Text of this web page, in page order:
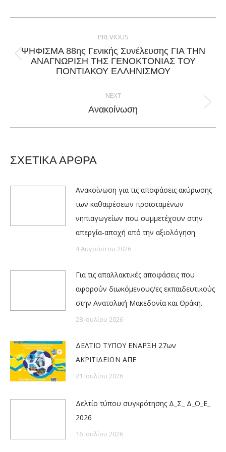
Facebook
X
PinterestLinkedIn
PREVIOUS
Previous
post:
ΨΗΦΙΣΜΑ 88ης Γενικής Συνέλευσης ΓΙΑ ΤΗΝ
ΑΝΑΓΝΩΡΙΣΗ ΤΗΣ ΓΕΝΟΚΤΟΝΙΑΣ ΤΟΥ
ΠΟΝΤΙΑΚΟΥ ΕΛΛΗΝΙΣΜΟΥ
NEXT
Next
Ανακοίνωση
ΣΧΕΤΙΚΑ ΑΡΘΡΑ
Ανακοίνωση για τις αποφάσεις ακύρωσης
των καθαιρέσεων προϊσταμένων
νηπιαγωγείων που συμμετέχουν στην
απεργία-αποχή από την αξιολόγηση
4 Αυγούστου 2026
Για τις απαλλακτικές αποφάσεις που
αφορούν διωκόμενους/ες εκπαιδευτικούς
στην Ανατολική Μακεδονία και Θράκη.
28 Ιουλίου 2026
ΔΕΛΤΙΟ ΤΥΠΟΥ ΕΝΑΡΞΗ 27ων
ΑΚΡΙΤΙΔΕΙΩΝ ΑΠΕ
21 Ιουλίου 2026
Δελτίο τύπου συγκρότησης Δ_Σ_ Δ_Ο_Ε_
2026
16 Ιουλίου 2026